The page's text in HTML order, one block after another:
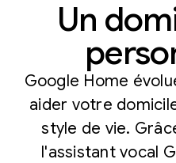
Un
Google Home
aider votre
style de vie.
l'assistant vocal